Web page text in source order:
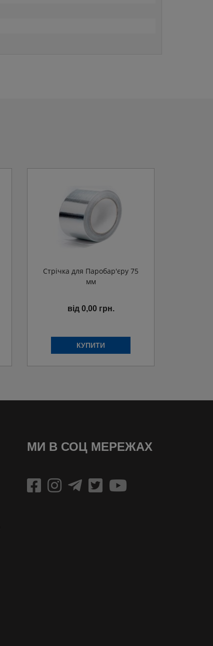
Стрічка для Паробар'єру 75
мм
від 0,00 грн.
МИ В СОЦ МЕРЕЖАХ